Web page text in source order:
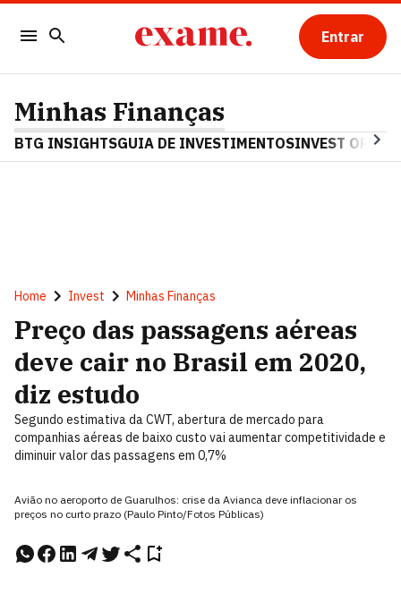
Entrar
Minhas Finanças
BTG INSIGHTSGUIA DE INVESTIMENTOSINVEST OPINA
Home Invest Minhas Finanças
Preço das passagens aéreas
deve cair no Brasil em 2020,
diz estudo
Segundo estimativa da CWT, abertura de mercado para
companhias aéreas de baixo custo vai aumentar competitividade e
diminuir valor das passagens em 0,7%
Avião no aeroporto de Guarulhos: crise da Avianca deve inflacionar os
preços no curto prazo (Paulo Pinto/Fotos Públicas)